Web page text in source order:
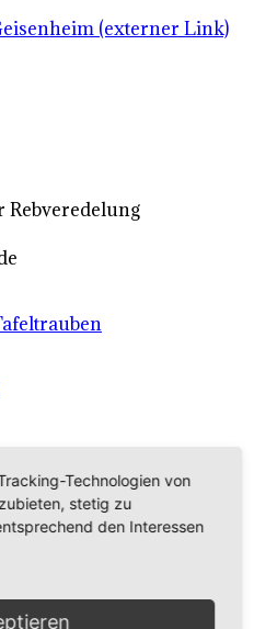
(externer Link)
Rebveredelung
Technologien von
stetig zu
den Interessen